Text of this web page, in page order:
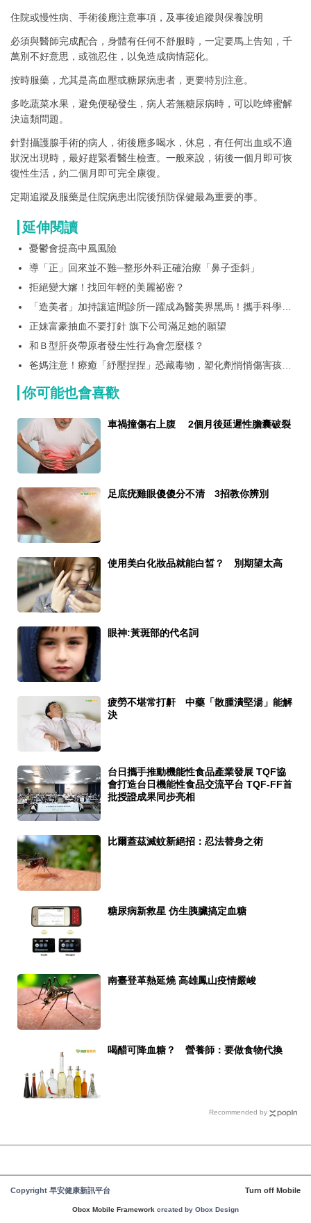
住院或慢性病、手術後應注意事項，及事後追蹤與保養說明
必須與醫師完成配合，身體有任何不舒服時，一定要馬上告知，千
萬別不好意思，或強忍住，以免造成病情惡化。
按時服藥，尤其是高血壓或糖尿病患者，更要特別注意。
多吃蔬菜水果，避免便秘發生，病人若無糖尿病時，可以吃蜂蜜解
決這類問題。
針對攝護腺手術的病人，術後應多喝水，休息，有任何出血或不適
狀況出現時，最好趕緊看醫生檢查。一般來說，術後一個月即可恢
復性生活，約二個月即可完全康復。
定期追蹤及服藥是住院病患出院後預防保健最為重要的事。
延伸閱讀
憂鬱會提高中風風險
導「正」回來並不難─整形外科正確治療「鼻子歪斜」
拒絕變大嬸！找回年輕的美麗祕密？
「造美者」加持讓這間診所一躍成為醫美界黑馬！攜手科學團
隊打造2023美容發燒星
正妹富豪抽血不要打針 旗下公司滿足她的願望
和Ｂ型肝炎帶原者發生性行為會怎麼樣？
爸媽注意！療癒「紓壓捏捏」恐藏毒物，塑化劑悄悄傷害孩子
你可能也會喜歡
車禍撞傷右上腹 2個月後延遲性膽囊破裂
足底疣雞眼傻傻分不清 3招教你辨別
使用美白化妝品就能白皙？ 別期望太高
眼神:黃斑部的代名詞
疲勞不堪常打鼾 中藥「散腫潰堅湯」能解
決
台日攜手推動機能性食品產業發展 TQF協
會打造台日機能性食品交流平台 TQF-FF首
批授證成果同步亮相
比爾蓋茲滅蚊新絕招：忍法替身之術
糖尿病新救星 仿生胰臟搞定血糖
南臺登革熱延燒 高雄鳳山疫情嚴峻
喝醋可降血糖？ 營養師：要做食物代換
Recommended by
Copyright 早安健康新訊平台 Turn off Mobile
Obox Mobile Framework created by Obox Design